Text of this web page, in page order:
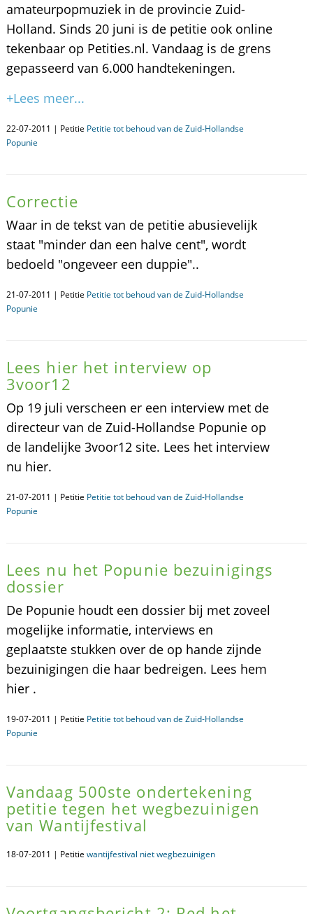
amateurpopmuziek in de provincie Zuid-
Holland. Sinds 20 juni is de petitie ook online
tekenbaar op Petities.nl. Vandaag is de grens
gepasseerd van 6.000 handtekeningen.
+Lees meer...
22-07-2011 | Petitie Petitie tot behoud van de Zuid-Hollandse
Popunie
Correctie
Waar in de tekst van de petitie abusievelijk
staat "minder dan een halve cent", wordt
bedoeld "ongeveer een duppie"..
21-07-2011 | Petitie Petitie tot behoud van de Zuid-Hollandse
Popunie
Lees hier het interview op
3voor12
Op 19 juli verscheen er een interview met de
directeur van de Zuid-Hollandse Popunie op
de landelijke 3voor12 site. Lees het interview
nu hier.
21-07-2011 | Petitie Petitie tot behoud van de Zuid-Hollandse
Popunie
Lees nu het Popunie bezuinigings
dossier
De Popunie houdt een dossier bij met zoveel
mogelijke informatie, interviews en
geplaatste stukken over de op hande zijnde
bezuinigingen die haar bedreigen. Lees hem
hier .
19-07-2011 | Petitie Petitie tot behoud van de Zuid-Hollandse
Popunie
Vandaag 500ste ondertekening
petitie tegen het wegbezuinigen
van Wantijfestival
18-07-2011 | Petitie wantijfestival niet wegbezuinigen